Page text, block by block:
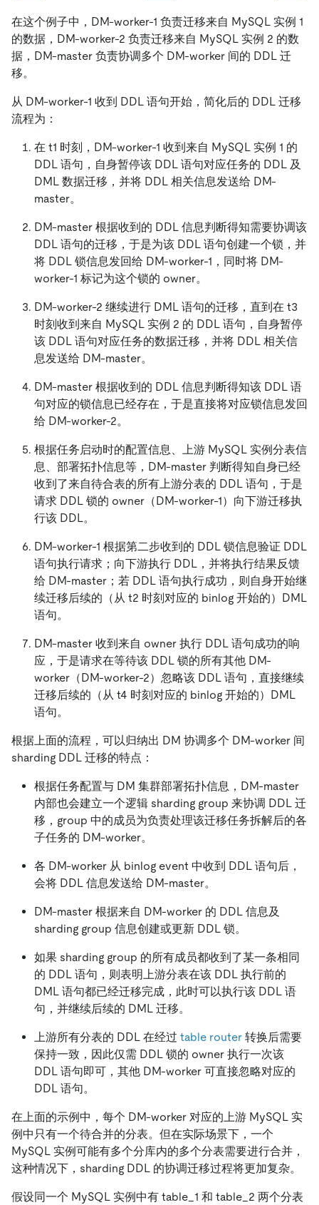
在这个例子中，DM-worker-1 负责迁移来自 MySQL 实例 1
的数据，DM-worker-2 负责迁移来自 MySQL 实例 2 的数
据，DM-master 负责协调多个 DM-worker 间的 DDL 迁
移。
从 DM-worker-1 收到 DDL 语句开始，简化后的 DDL 迁移
流程为：
在 t1 时刻，DM-worker-1 收到来自 MySQL 实例 1 的
DDL 语句，自身暂停该 DDL 语句对应任务的 DDL 及
DML 数据迁移，并将 DDL 相关信息发送给 DM-
master。
DM-master 根据收到的 DDL 信息判断得知需要协调该
DDL 语句的迁移，于是为该 DDL 语句创建一个锁，并
将 DDL 锁信息发回给 DM-worker-1，同时将 DM-
worker-1 标记为这个锁的 owner。
DM-worker-2 继续进行 DML 语句的迁移，直到在 t3
时刻收到来自 MySQL 实例 2 的 DDL 语句，自身暂停
该 DDL 语句对应任务的数据迁移，并将 DDL 相关信
息发送给 DM-master。
DM-master 根据收到的 DDL 信息判断得知该 DDL 语
句对应的锁信息已经存在，于是直接将对应锁信息发回
给 DM-worker-2。
根据任务启动时的配置信息、上游 MySQL 实例分表信
息、部署拓扑信息等，DM-master 判断得知自身已经
收到了来自待合表的所有上游分表的 DDL 语句，于是
请求 DDL 锁的 owner（DM-worker-1）向下游迁移执
行该 DDL。
DM-worker-1 根据第二步收到的 DDL 锁信息验证 DDL
语句执行请求；向下游执行 DDL，并将执行结果反馈
给 DM-master；若 DDL 语句执行成功，则自身开始继
续迁移后续的（从 t2 时刻对应的 binlog 开始的）DML
语句。
DM-master 收到来自 owner 执行 DDL 语句成功的响
应，于是请求在等待该 DDL 锁的所有其他 DM-
worker（DM-worker-2）忽略该 DDL 语句，直接继续
迁移后续的（从 t4 时刻对应的 binlog 开始的）DML
语句。
根据上面的流程，可以归纳出 DM 协调多个 DM-worker 间
sharding DDL 迁移的特点：
根据任务配置与 DM 集群部署拓扑信息，DM-master
内部也会建立一个逻辑 sharding group 来协调 DDL 迁
移，group 中的成员为负责处理该迁移任务拆解后的各
子任务的 DM-worker。
各 DM-worker 从 binlog event 中收到 DDL 语句后，
会将 DDL 信息发送给 DM-master。
DM-master 根据来自 DM-worker 的 DDL 信息及
sharding group 信息创建或更新 DDL 锁。
如果 sharding group 的所有成员都收到了某一条相同
的 DDL 语句，则表明上游分表在该 DDL 执行前的
DML 语句都已经迁移完成，此时可以执行该 DDL 语
句，并继续后续的 DML 迁移。
上游所有分表的 DDL 在经过 table router 转换后需要
保持一致，因此仅需 DDL 锁的 owner 执行一次该
DDL 语句即可，其他 DM-worker 可直接忽略对应的
DDL 语句。
在上面的示例中，每个 DM-worker 对应的上游 MySQL 实
例中只有一个待合并的分表。但在实际场景下，一个
MySQL 实例可能有多个分库内的多个分表需要进行合并，
这种情况下，sharding DDL 的协调迁移过程将更加复杂。
假设同一个 MySQL 实例中有 table_1 和 table_2 两个分表